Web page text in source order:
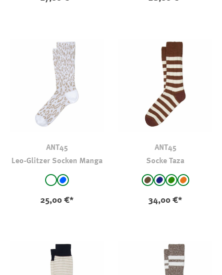
ANT45
Leo-Glitzer Socken Manga
auswählen
weiß - gemustert
blau - gemustert
25,00 €*
ANT45
Socke Taza
Farbeauswählen
braun - gestreift
Navygrünorange
(Diese
34,00 €*